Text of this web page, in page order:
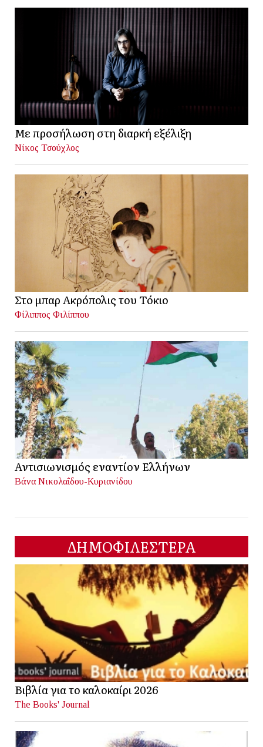
Με προσήλωση στη διαρκή εξέλιξη
Νίκος Τσούχλος
Στο μπαρ Ακρόπολις του Τόκιο
Φίλιππος Φιλίππου
Αντισιωνισμός εναντίον Ελλήνων
Βάνα Νικολαΐδου-Κυριανίδου
ΔΗΜΟΦΙΛΕΣΤΕΡΑ
Βιβλία για το καλοκαίρι 2026
The Books' Journal